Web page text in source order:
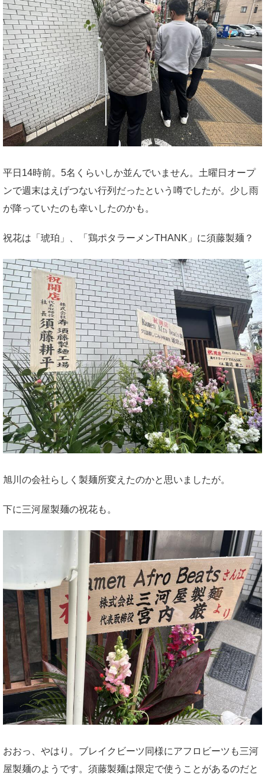
平日14時前。5名くらいしか並んでいません。土曜日オープ
ンで週末はえげつない行列だったという噂でしたが。少し雨
が降っていたのも幸いしたのかも。
祝花は「琥珀」、「鶏ポタラーメンTHANK」に須藤製麺？
旭川の会社らしく製麺所変えたのかと思いましたが。
下に三河屋製麺の祝花も。
おおっ、やはり。ブレイクビーツ同様にアフロビーツも三河
屋製麺のようです。須藤製麺は限定で使うことがあるのだと